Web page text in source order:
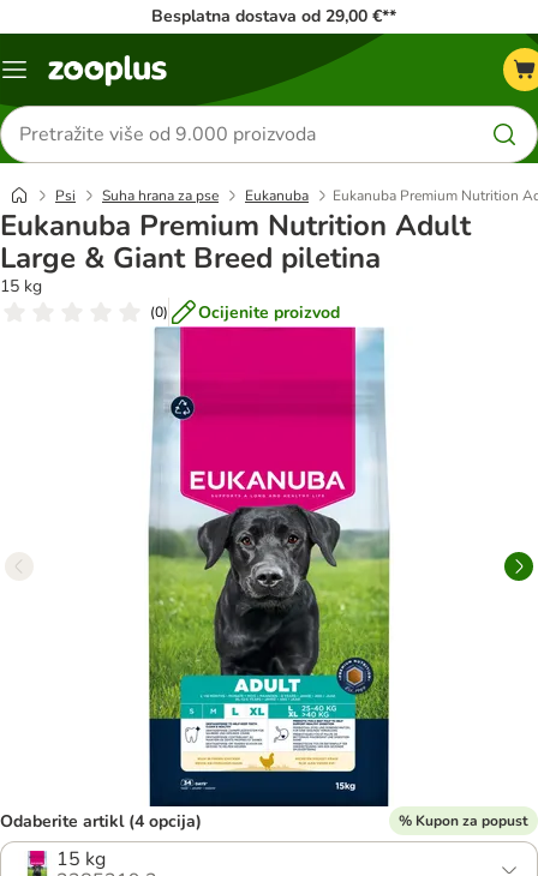
Besplatna dostava od 29,00 €**
Izbornik
Traži
proizvode
Psi Suha hrana za pse Eukanuba Eukanuba Premium Nutrition
Eukanuba Premium Nutrition Adult
Large & Giant Breed piletina
15 kg
(0) Ocijenite proizvod
Odaberite artikl (4 opcija) % Kupon za popust
15 kg